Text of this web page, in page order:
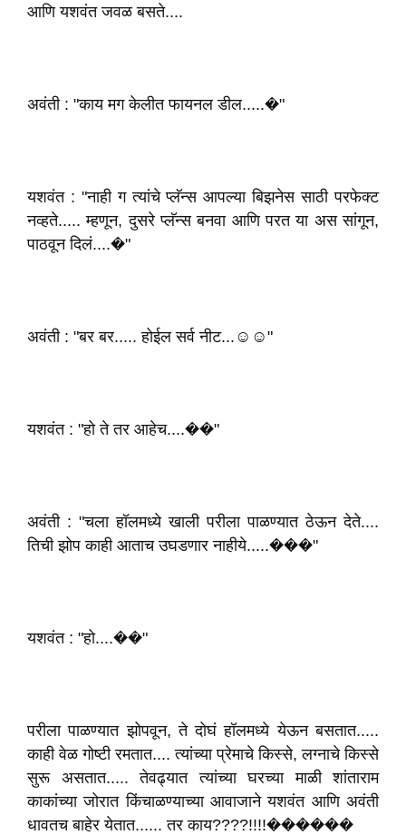
आणि यशवंत जवळ बसते....
अवंती : "काय मग केलीत फायनल डील.....�"
यशवंत : "नाही ग त्यांचे प्लॅन्स आपल्या बिझनेस साठी परफेक्ट
नव्हते..... म्हणून, दुसरे प्लॅन्स बनवा आणि परत या अस सांगून,
पाठवून दिलं....�"
अवंती : "बर बर..... होईल सर्व नीट...☺️☺️"
यशवंत : "हो ते तर आहेच....��"
अवंती : "चला हॉलमध्ये खाली परीला पाळण्यात ठेऊन देते....
तिची झोप काही आताच उघडणार नाहीये.....���"
यशवंत : "हो....��"
परीला पाळण्यात झोपवून, ते दोघं हॉलमध्ये येऊन बसतात.....
काही वेळ गोष्टी रमतात.... त्यांच्या प्रेमाचे किस्से, लग्नाचे किस्से
सुरू असतात..... तेवढ्यात त्यांच्या घरच्या माळी शांताराम
काकांच्या जोरात किंचाळण्याच्या आवाजाने यशवंत आणि अवंती
धावतच बाहेर येतात...... तर काय????!!!!������